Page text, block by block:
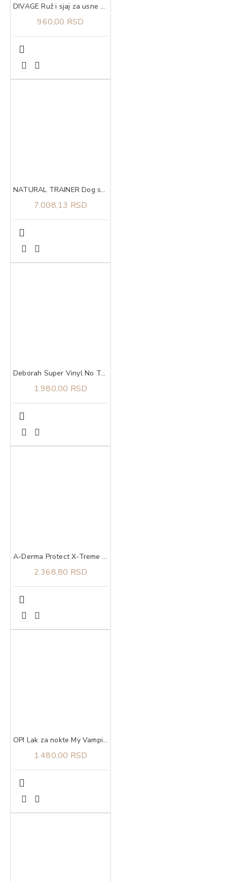
DIVAGE Ruž i sjaj za usne good vibes hypnotic fucsia 03
960,00 RSD
NATURAL TRAINER Dog sa svežom piletinom za štence velikih rasa 12kg
7.008,13 RSD
Deborah Super Vinyl No Transfer ruž za usne 06 Winery
1.980,00 RSD
A-Derma Protect X-Treme stik za zaštitu osetljive kože SPF 50+ 8 g
2.368,80 RSD
OPI Lak za nokte My Vampire is Buff
1.480,00 RSD